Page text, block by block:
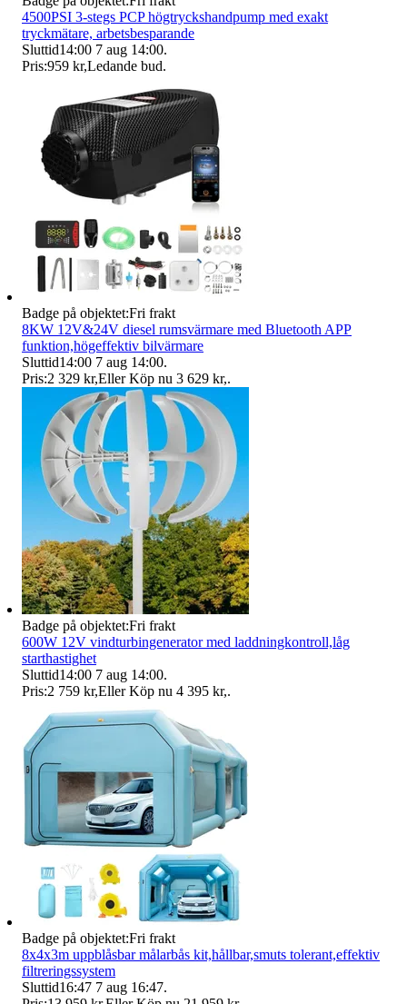
4500PSI 3-stegs PCP högtryckshandpump med exakt
tryckmätare, arbetsbesparande
Sluttid14:00 7 aug 14:00.
Pris:959 kr,Ledande bud.
Badge på objektet:Fri frakt
8KW 12V&24V diesel rumsvärmare med Bluetooth APP
funktion,högeffektiv bilvärmare
Sluttid14:00 7 aug 14:00.
Pris:2 329 kr,Eller Köp nu 3 629 kr,.
Badge på objektet:Fri frakt
600W 12V vindturbingenerator med laddningkontroll,låg
starthastighet
Sluttid14:00 7 aug 14:00.
Pris:2 759 kr,Eller Köp nu 4 395 kr,.
Badge på objektet:Fri frakt
8x4x3m uppblåsbar målarbås kit,hållbar,smuts tolerant,effektiv
filtreringssystem
Sluttid16:47 7 aug 16:47.